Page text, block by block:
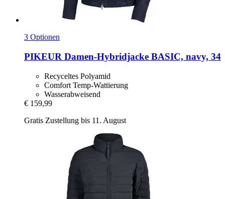
3 Optionen
PIKEUR Damen-​Hybridjacke BASIC, navy, 34
Recyceltes Polyamid
Comfort Temp-Wattierung
Wasserabweisend
€ 159,99
Gratis Zustellung bis 11. August